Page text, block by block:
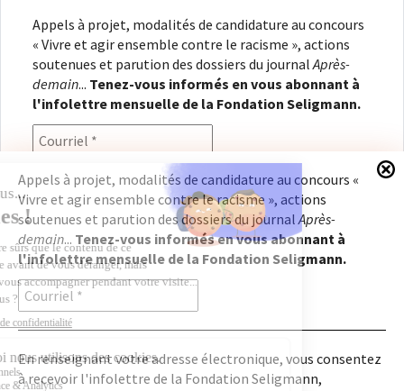
Appels à projet, modalités de candidature au concours
« Vivre et agir ensemble contre le racisme », actions
soutenues et parution des dossiers du journalAprès-
demain... Tenez-vous informés en vous abonnant à
l'infolettre mensuelle de la Fondation Seligmann.
En renseignant votre adresse électronique, vous
consentez à recevoir l'infolettre de la Fondation
Seligmann, conformément à notrepolitique de
confidentialité. Il vous sera possible de vous
désabonner à tout moment.
Copyright © 2026Fondation Seligmann|Mentions légales|Crédits
Appels à projet, modalités de candidature au concours «
Vivre et agir ensemble contre le racisme », actions
soutenues et parution des dossiers du journalAprès-
demain... Tenez-vous informés en vous abonnant à
l'infolettre mensuelle de la Fondation Seligmann.
En renseignant votre adresse électronique, vous consentez
à recevoir l'infolettre de la Fondation Seligmann,